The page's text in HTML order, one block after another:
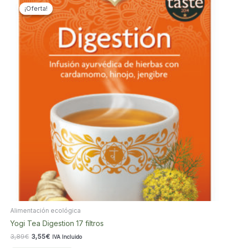
¡Oferta!
¡Oferta!
Alimentación ecológica
Yogi Tea Digestion 17 filtros
3,89€ El
3,55€ElIVA Incluido